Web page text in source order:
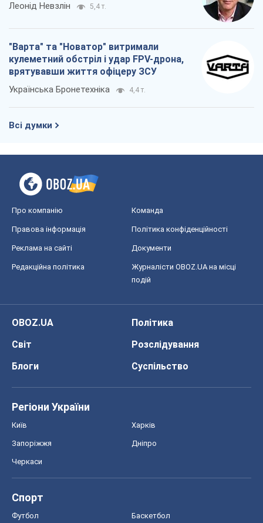
Леонід Невзлін 5,4 т.
"Варта" та "Новатор" витримали
кулеметний обстріл і удар FPV-дрона,
врятувавши життя офіцеру ЗСУ
Українська Бронетехніка 4,4 т.
Всі думки
Про компанію Команда
Правова інформація Політика конфіденційності
Реклама на сайті Документи
Редакційна політика
Журналісти OBOZ.UA на місці
подій
OBOZ.UA
Політика
Світ
Розслідування
Блоги
Суспільство
Регіони України
Київ Харків
Запоріжжя Дніпро
Черкаси
Спорт
Футбол Баскетбол